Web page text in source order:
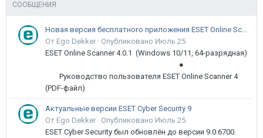
СООБЩЕНИЯ
Новая версия бесплатного приложения ESET Online Scanner доступна пользователям
От Ego Dekker · Опубликовано Июль 25
ESET Online Scanner 4.0.1 (Windows 10/11, 64-разрядная)
●
Руководство пользователя ESET Online Scanner 4
(PDF-файл)
Актуальные версии ESET Cyber Security 9
От Ego Dekker · Опубликовано Июль 25
ESET Cyber Security был обновлён до версии 9.0.6700.